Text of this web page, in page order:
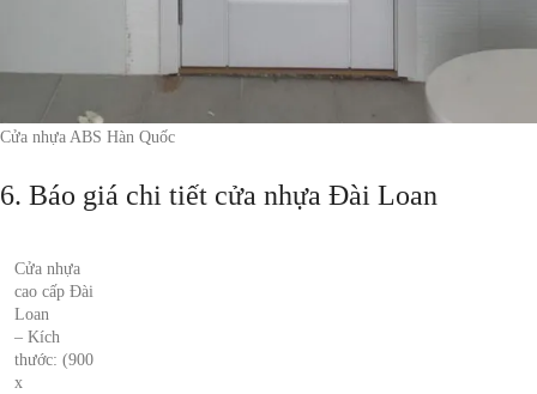
Cửa nhựa ABS Hàn Quốc
6. Báo giá chi tiết cửa nhựa Đài Loan
Cửa nhựa
cao cấp Đài
Loan
– Kích
thước: (900
x